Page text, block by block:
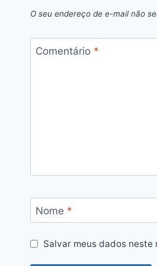
O seu endereço de e-mail não
Comentário *
Nome *
Salvar meus dados neste